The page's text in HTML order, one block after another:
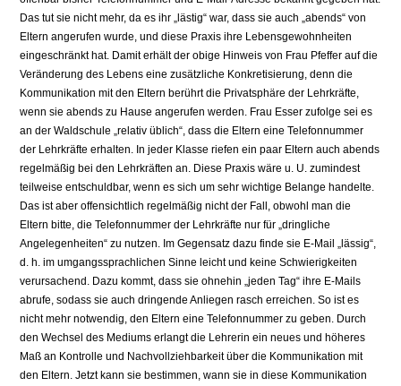
Das tut sie nicht mehr, da es ihr „lästig“ war, dass sie auch „abends“ von
Eltern angerufen wurde, und diese Praxis ihre Lebensgewohnheiten
eingeschränkt hat. Damit erhält der obige Hinweis von Frau Pfeffer auf die
Veränderung des Lebens eine zusätzliche Konkretisierung, denn die
Kommunikation mit den Eltern berührt die Privatsphäre der Lehrkräfte,
wenn sie abends zu Hause angerufen werden. Frau Esser zufolge sei es
an der Waldschule „relativ üblich“, dass die Eltern eine Telefonnummer
der Lehrkräfte erhalten. In jeder Klasse riefen ein paar Eltern auch abends
regelmäßig bei den Lehrkräften an. Diese Praxis wäre u. U. zumindest
teilweise entschuldbar, wenn es sich um sehr wichtige Belange handelte.
Das ist aber offensichtlich regelmäßig nicht der Fall, obwohl man die
Eltern bitte, die Telefonnummer der Lehrkräfte nur für „dringliche
Angelegenheiten“ zu nutzen. Im Gegensatz dazu finde sie E-Mail „lässig“,
d. h. im umgangssprachlichen Sinne leicht und keine Schwierigkeiten
verursachend. Dazu kommt, dass sie ohnehin „jeden Tag“ ihre E-Mails
abrufe, sodass sie auch dringende Anliegen rasch erreichen. So ist es
nicht mehr notwendig, den Eltern eine Telefonnummer zu geben. Durch
den Wechsel des Mediums erlangt die Lehrerin ein neues und höheres
Maß an Kontrolle und Nachvollziehbarkeit über die Kommunikation mit
den Eltern. Jetzt kann sie bestimmen, wann sie in diese Kommunikation